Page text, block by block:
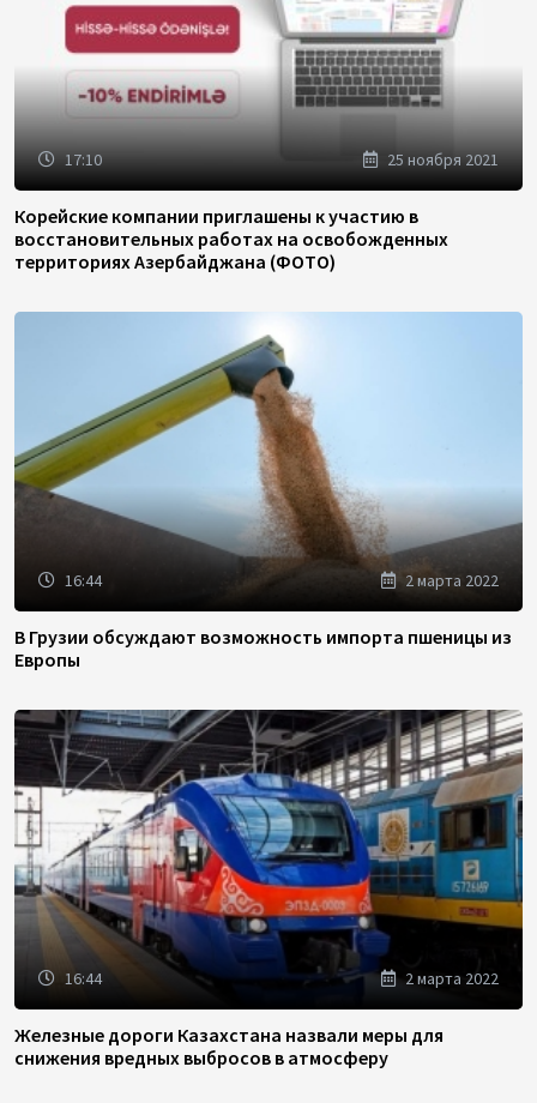
17:10 25 ноября 2021
Корейские компании приглашены к участию в
восстановительных работах на освобожденных
территориях Азербайджана (ФОТО)
16:44 2 марта 2022
В Грузии обсуждают возможность импорта пшеницы из
Европы
16:44 2 марта 2022
Железные дороги Казахстана назвали меры для
снижения вредных выбросов в атмосферу